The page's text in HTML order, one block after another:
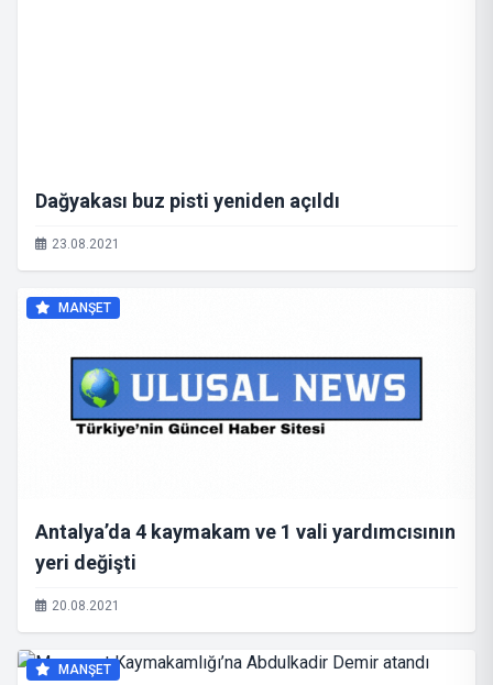
Dağyakası buz pisti yeniden açıldı
23.08.2021
MANŞET
Antalya’da 4 kaymakam ve 1 vali yardımcısının
yeri değişti
20.08.2021
MANŞET